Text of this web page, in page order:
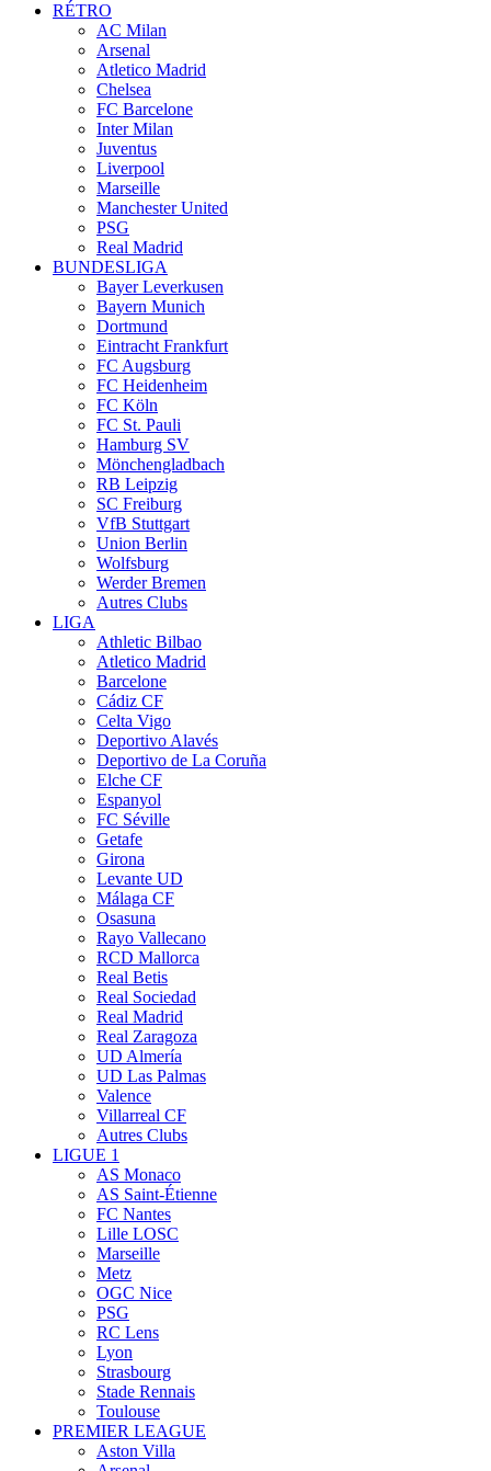
RÉTRO
AC Milan
Arsenal
Atletico Madrid
Chelsea
FC Barcelone
Inter Milan
Juventus
Liverpool
Marseille
Manchester United
PSG
Real Madrid
BUNDESLIGA
Bayer Leverkusen
Bayern Munich
Dortmund
Eintracht Frankfurt
FC Augsburg
FC Heidenheim
FC Köln
FC St. Pauli
Hamburg SV
Mönchengladbach
RB Leipzig
SC Freiburg
VfB Stuttgart
Union Berlin
Wolfsburg
Werder Bremen
Autres Clubs
LIGA
Athletic Bilbao
Atletico Madrid
Barcelone
Cádiz CF
Celta Vigo
Deportivo Alavés
Deportivo de La Coruña
Elche CF
Espanyol
FC Séville
Getafe
Girona
Levante UD
Málaga CF
Osasuna
Rayo Vallecano
RCD Mallorca
Real Betis
Real Sociedad
Real Madrid
Real Zaragoza
UD Almería
UD Las Palmas
Valence
Villarreal CF
Autres Clubs
LIGUE 1
AS Monaco
AS Saint-Étienne
FC Nantes
Lille LOSC
Marseille
Metz
OGC Nice
PSG
RC Lens
Lyon
Strasbourg
Stade Rennais
Toulouse
PREMIER LEAGUE
Aston Villa